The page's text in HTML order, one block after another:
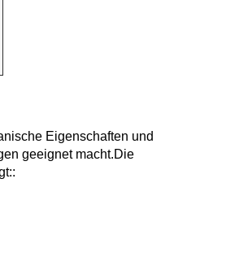
Eigenschaften und
geeignet macht.Die